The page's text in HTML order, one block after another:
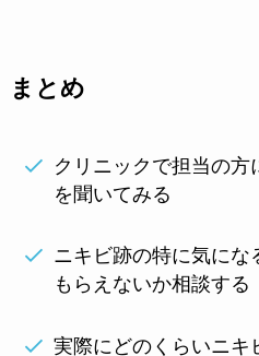
まとめ
クリニックで担当の
を聞いてみる
ニキビ跡の特に気にな
もらえないか相談する
実際にどのくらいニキ